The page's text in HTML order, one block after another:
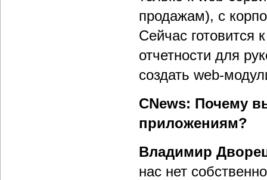
продажам), с
Сейчас готовится
отчетности для
создать web-
CNews: Почему
приложениям?
Владимир
нас нет